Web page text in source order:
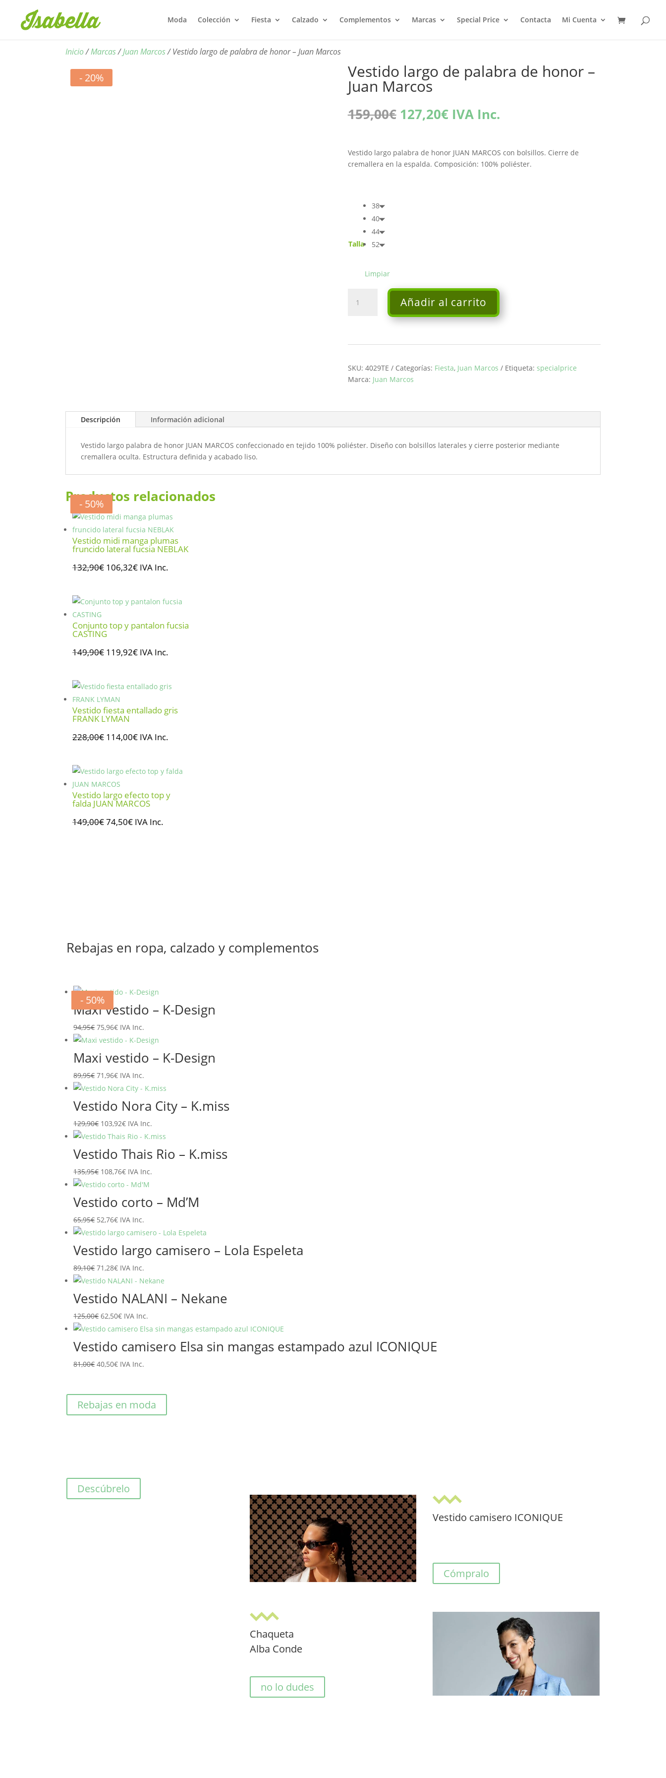
Moda Colección Fiesta Calzado Complementos Marcas Special Price Contacta Mi Cuenta
Inicio/Marcas/Juan Marcos/ Vestido largo de palabra de honor – Juan Marcos
- 20% Vestido largo de palabra de honor –
Juan Marcos
159,00€ El
precio
era:
159,00€.
127,20€El
precio
es:
127,20€.
IVA Inc.
Vestido largo palabra de honor JUAN MARCOS con bolsillos. Cierre de
cremallera en la espalda. Composición: 100% poliéster.
Talla
38
40
44
52
Limpiar
largo
Añadir al carrito
SKU: 4029TE Categorías: Fiesta, Juan Marcos Etiqueta: specialprice
Marca: Juan Marcos
Descripción Información adicional
Vestido largo palabra de honor JUAN MARCOS confeccionado en tejido 100% poliéster. Diseño con bolsillos laterales y cierre posterior mediante
cremallera oculta. Estructura definida y acabado liso.
Productos relacionados
- 20%
Vestido midi manga plumas
fruncido lateral fucsia NEBLAK
132,90€ El
era:
106,32€El
es:
IVA Inc.
- 20%
Conjunto top y pantalon fucsia
CASTING
149,90€ El
era:
149,90€.
119,92€El
es:
IVA Inc.
- 50%
Vestido fiesta entallado gris
FRANK LYMAN
228,00€ El
era:
228,00€.
114,00€El
es:
IVA Inc.
- 50%
Vestido largo efecto top y
falda JUAN MARCOS
149,00€El
74,50€ElIVA Inc.
Rebajas en ropa, calzado y complementos
- 20%
Maxi vestido – K-Design
94,95€El
precio
original
era:
94,95€.
75,96€El
precio
actual
es:
75,96€.
IVA Inc.
- 20%
Maxi vestido – K-Design
89,95€El
precio
original
era:
89,95€.
71,96€El
precio
actual
es:
71,96€.
IVA Inc.
- 20%
Vestido Nora City – K.miss
129,90€ El
precio
original
era:
129,90€.
103,92€El
precio
actual
es:
103,92€.
IVA Inc.
- 20%
Vestido Thais Rio – K.miss
135,95€ El
precio
original
era:
135,95€.
108,76€El
precio
actual
es:
108,76€.
IVA Inc.
- 20%
Vestido corto – Md’M
65,95€ El
precio
original
era:
65,95€.
52,76€El
precio
actual
es:
52,76€.
IVA Inc.
- 20%
Vestido largo camisero – Lola Espeleta
89,10€El
precio
original
era:
89,10€.
71,28€El
precio
actual
es:
71,28€.
IVA Inc.
- 50%
Vestido NALANI – Nekane
125,00€El
precio
original
era:
125,00€.
62,50€El
precio
es:
62,50€.
IVA Inc.
- 50%
Vestido camisero Elsa sin mangas estampado azul ICONIQUE
81,00€El
era:
81,00€.
40,50€El
es:
40,50€.
IVA Inc.
Rebajas en moda
Descúbrelo
Vestido camisero ICONIQUE
Cómpralo
Chaqueta
Alba Conde
no lo dudes